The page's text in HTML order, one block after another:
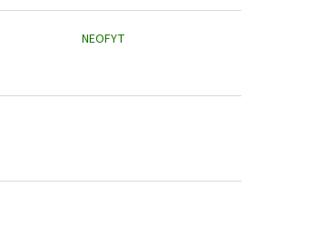
NEOFYT